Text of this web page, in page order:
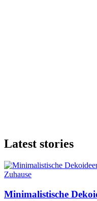
Latest stories
Minimalistische